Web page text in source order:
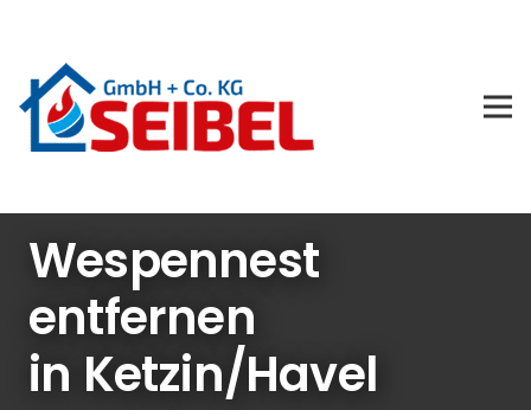
Wespennest
entfernen
in Ketzin/Havel